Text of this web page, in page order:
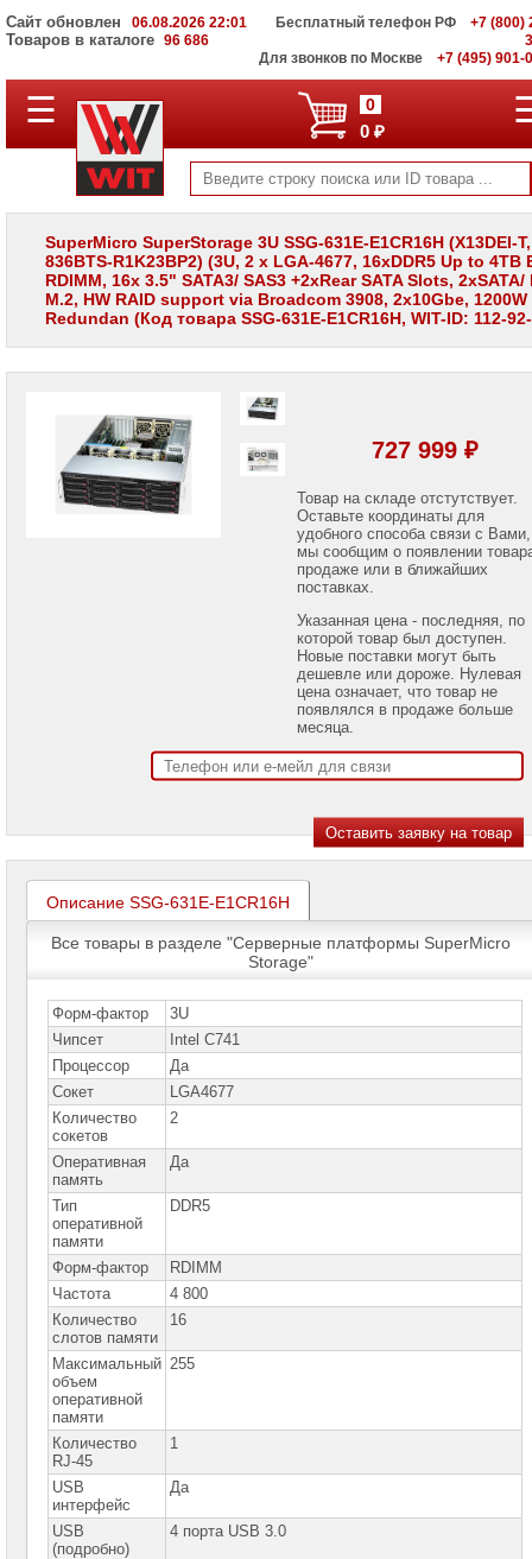
Сайт обновлен 06.08.2026 22:01
Товаров в каталоге 96 686
Бесплатный телефон РФ
+7 (800)
Для звонков по Москве
+7 (495) 901-
ПОЛНЫЙ
КАТАЛОГ
Корпоративные
серверы
WIT
Системы
хранения
данных
WIT
панели
Проекторы
плоттеры
Серверы
Brand
оборудование
Активное
сетевое
оборудование
СХД
системы
хранения
данных
Компоненты
компьютеров
Компоненты
серверов
Серверные
платформы
Серверные
платформы
MSI
Серверные
платформы
GOOXI
☰ 0
0 ₽
SuperMicro SuperStorage 3U SSG-631E-E1CR16H (X13DEI-
836BTS-R1K23BP2) (3U, 2 x LGA-4677, 16xDDR5 Up to 4TB
RDIMM, 16x 3.5" SATA3/ SAS3 +2xRear SATA Slots, 2xSATA/
M.2, HW RAID support via Broadcom 3908, 2x10Gbe, 1200W
Redundan (Код товара SSG-631E-E1CR16H, WIT-ID: 112-
727 999 ₽
Товар на складе отстутствует.
Оставьте координаты для
удобного способа связи с Вами,
мы сообщим о появлении
продаже или в ближайших
поставках.
Указанная цена - последняя, по
которой товар был доступен.
Новые поставки могут быть
дешевле или дороже. Нулевая
цена означает, что товар не
появлялся в продаже больше
месяца.
Описание SSG-631E-E1CR16H
Все товары в разделе "Серверные платформы SuperMicro
Storage"
Форм-фактор
3U
Чипсет
Intel C741
Процессор
Да
Сокет
LGA4677
Количество
сокетов
2
Оперативная
память
Да
Тип
оперативной
памяти
DDR5
Форм-фактор
RDIMM
Частота
4 800
Количество
слотов памяти
16
Максимальный
объем
оперативной
памяти
255
Количество
RJ-45
1
USB
интерфейс
Да
USB
(подробно)
4 порта USB 3.0